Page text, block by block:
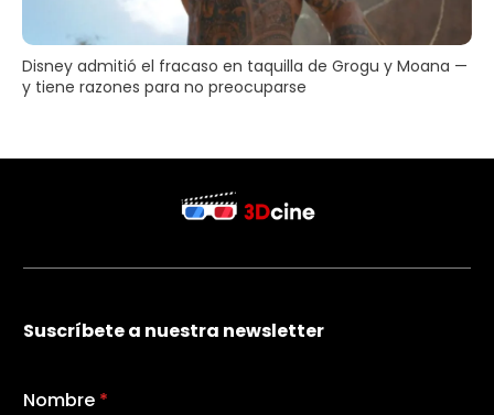
Disney admitió el fracaso en taquilla de Grogu y Moana —
y tiene razones para no preocuparse
Suscríbete a nuestra newsletter
Nombre *